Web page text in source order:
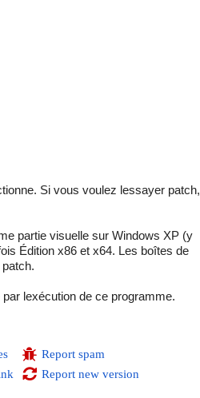
Si vous voulez lessayer patch,
partie visuelle sur Windows XP (y
Édition x86 et x64. Les boîtes de
lexécution de ce programme.
Report spam
Report new version